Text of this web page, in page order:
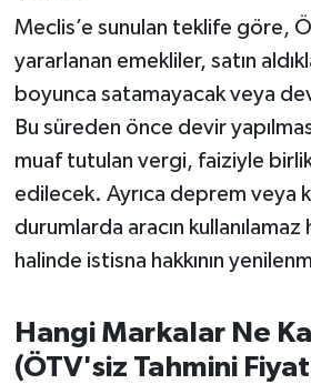
Meclis’e sunulan teklife göre,
yararlanan emekliler, satın
boyunca satamayacak veya
Bu süreden önce devir
muaf tutulan vergi, faiziyle
edilecek. Ayrıca deprem veya
durumlarda aracın kullanılamaz
halinde istisna hakkının
Hangi Markalar Ne
(ÖTV'siz Tahmini
OLAY
OTOMOTİV
Resmi İlanlar
SAĞLIK
SEYAHAT